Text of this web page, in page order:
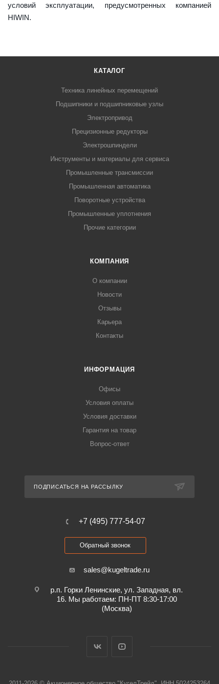
условий эксплуатации, предусмотренных компанией
HIWIN.
КАТАЛОГ
Техника линейных перемещений
Подшипники и подшипниковые узлы
Электропривод
Прецизионные редукторы
Электрошпиндели
Инструменты и материалы для сервиса
Промышленные трансмиссии
Промышленная автоматика
Поворотные устройства
Промышленные уплотнения
Прочие категории
КОМПАНИЯ
О компании
Новости
Отзывы
Карьера
Контакты
ИНФОРМАЦИЯ
Офисы
Условия оплаты
Условия доставки
Гарантия на товар
Вопрос-ответ
ПОДПИСАТЬСЯ НА РАССЫЛКУ
+7 (495) 777-54-07
Обратный звонок
sales@kugeltrade.ru
р.п. Горки Ленинские, ул. Западная, вл.
16. Мы работаем: ПН-ПТ 8:30-17:00
(Москва)